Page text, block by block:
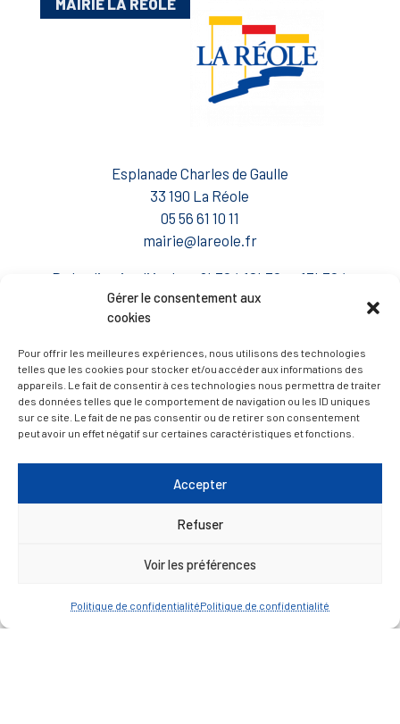
Gérer le consentement aux
cookies
Pour offrir les meilleures expériences, nous utilisons des technologies
telles que les cookies pour stocker et/ou accéder aux informations des
appareils. Le fait de consentir à ces technologies nous permettra de traiter
des données telles que le comportement de navigation ou les ID uniques
sur ce site. Le fait de ne pas consentir ou de retirer son consentement
peut avoir un effet négatif sur certaines caractéristiques et fonctions.
Accepter
Refuser
Voir les préférences
Politique de confidentialitéPolitique de confidentialité
Esplanade Charles de Gaulle
33 190 La Réole
05 56 61 10 11
mairie@lareole.fr
Du lundi au jeudi inclus : 8h30 à 12h30 et 13h30 à
17h00
— Contacter la Mairie
ACCÈS RAPIDE
Travaux
Annuaire des associations
Urbanisme